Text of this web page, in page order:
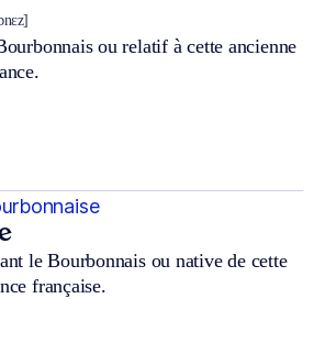
ou relatif à cette ancienne
le Bourbonnais ou native de cette
française.